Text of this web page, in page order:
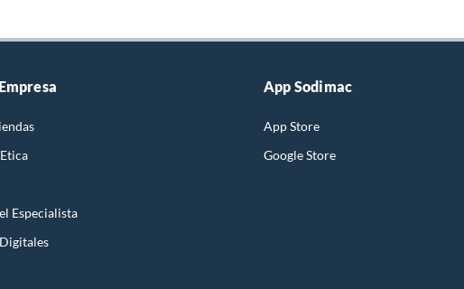
Especialista
App Sodimac
App Store
Google Store